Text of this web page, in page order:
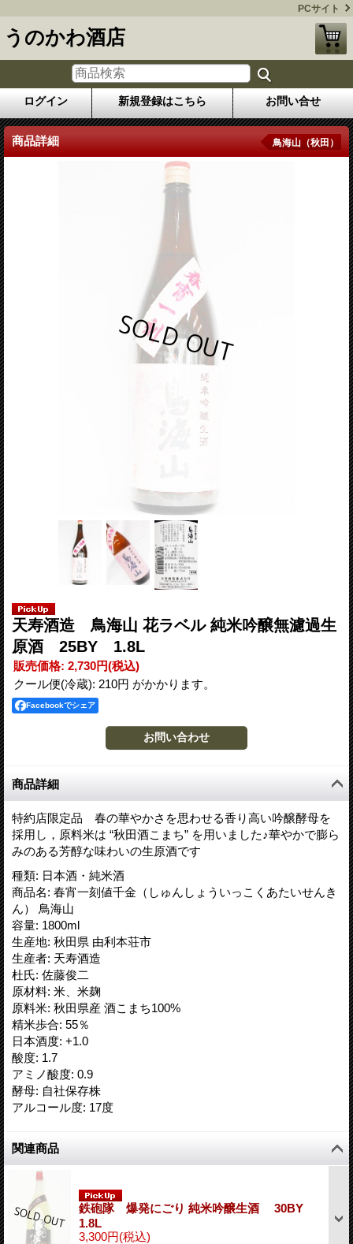
PCサイト
うのかわ酒店
ログイン 新規登録はこちら お問い合せ
商品詳細 鳥海山（秋田）
天寿酒造 鳥海山 花ラベル 純米吟醸無濾過生
原酒 25BY 1.8L
販売価格: 2,730円(税込)
クール便(冷蔵): 210円 がかかります。
Facebookでシェア
商品詳細
特約店限定品 春の華やかさを思わせる香り高い吟醸酵母を
採用し，原料米は “秋田酒こまち” を用いました♪華やかで膨ら
みのある芳醇な味わいの生原酒です
種類: 日本酒・純米酒
商品名: 春宵一刻値千金（しゅんしょういっこくあたいせんき
ん） 鳥海山
容量: 1800ml
生産地: 秋田県 由利本荘市
生産者: 天寿酒造
杜氏: 佐藤俊二
原材料: 米、米麹
原料米: 秋田県産 酒こまち100%
精米歩合: 55％
日本酒度: +1.0
酸度: 1.7
アミノ酸度: 0.9
酵母: 自社保存株
アルコール度: 17度
関連商品
鉄砲隊 爆発にごり 純米吟醸生酒 30BY
1.8L
3,300円(税込)